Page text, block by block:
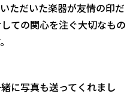
ただいた楽器が友情の印だ
ての関心を注ぐ大切なもの
に写真も送ってくれまし